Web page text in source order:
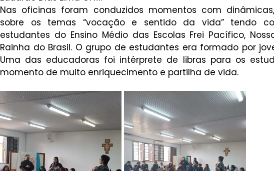
Nas oficinas foram conduzidos momentos com
sobre os temas “vocação e sentido da vida” tendo
estudantes do Ensino Médio das Escolas Frei Pacífico,
Rainha do Brasil. O grupo de estudantes era formado por
Uma das educadoras foi intérprete de libras para os
momento de muito enriquecimento e partilha de vida.